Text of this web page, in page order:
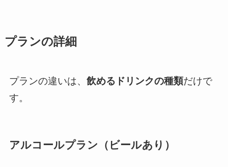
プランの詳細
プランの違いは、 飲めるドリンクの種類だけで
す。
アルコールプラン（ビールあり）